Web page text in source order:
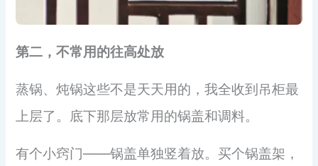
第二，不常用的往高处放
蒸锅、炖锅这些不是天天用的，我全收到吊柜最
上层了。底下那层放常用的锅盖和调料。
有个小窍门——锅盖单独竖着放。买个锅盖架，